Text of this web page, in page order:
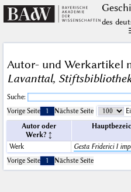
des
Autor- und Werkartikel
Lavanttal,
Suche:
Vorige Seite
1 Nächste Seite
Autor oder
Werk?
Werk Gesta Friderici I
Vorige Seite
1 Nächste Seite